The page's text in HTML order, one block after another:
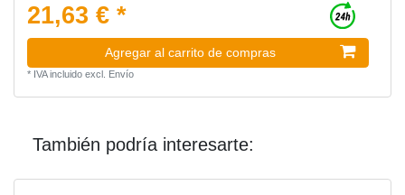
21,63 € *
Agregar al carrito de compras
* IVA incluidoexcl. Envío
También podría interesarte: